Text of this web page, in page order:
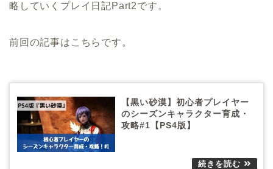
略していくプレイ日記Part2です。
前回の記事はこちらです。
【黒い砂漠】初心者プレイヤー
のシーズンキャラクター育成・
攻略#1【PS4版】